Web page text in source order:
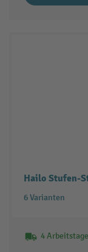
Hailo Stufen-
6 Varianten
4 Arbeitstage